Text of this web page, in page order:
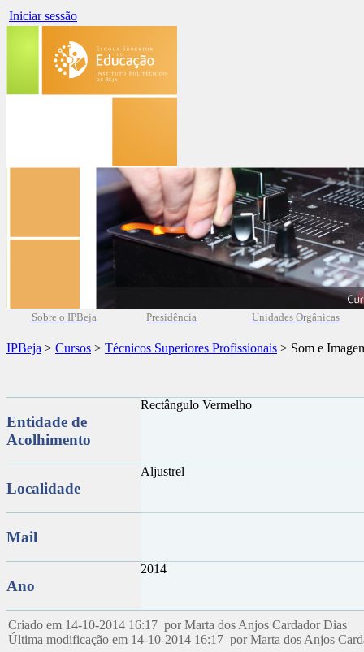
Iniciar sessão
Sobre o IPBeja Presidência Unidades Orgânicas
IPBeja > Cursos > Técnicos Superiores Profissionais > Som e
Entidade de
Acolhimento
Rectângulo Vermelho
Localidade
Aljustrel
Mail
Ano
2014
Criado em 14-10-2014 16:17 por Marta dos Anjos Cardador Dias
Última modificação em 14-10-2014 16:17 por Marta dos Anjos